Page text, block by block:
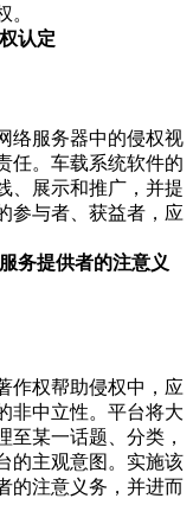
。
认定
服务器中的侵权视
任。车载系统软件的
、展示和推广，并提
参与者、获益者，应
务提供者的注意义
权帮助侵权中，应
非中立性。平台将大
至某一话题、分类，
的主观意图。实施该
的注意义务，并进而